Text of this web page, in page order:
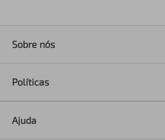
Sobre nós
Políticas
Ajuda